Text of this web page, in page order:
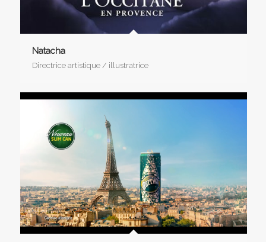
Natacha
Directrice artistique / illustratrice